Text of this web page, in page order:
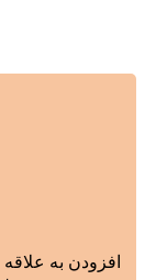
افزودن به علاقه